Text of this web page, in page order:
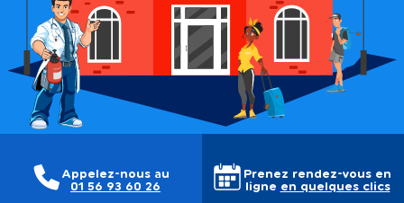
Appelez-nous au
01 56 93 60 26
Prenez rendez-vous en
ligne en quelques clics